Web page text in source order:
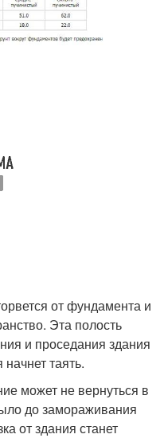
от фундамента и
Эта полость
и проседания здания
таять.
может не вернуться в
до замораживания
от здания станет